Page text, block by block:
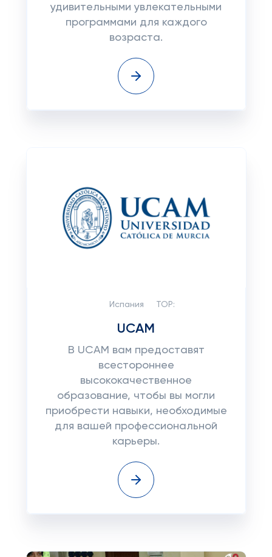
удивительными увлекательными
программами для каждого
возраста.
Испания TOP:
UCAM
В UCAM вам предоставят
всестороннее
высококачественное
образование, чтобы вы могли
приобрести навыки, необходимые
для вашей профессиональной
карьеры.